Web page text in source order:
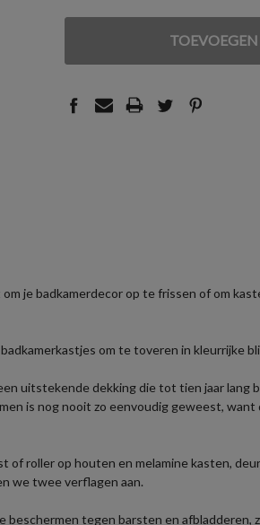
UNDEFINEDUNDEFINED
je badkamerdecor op te frissen of om
om te toveren in kleurrijke
uitstekende dekking die tot tien jaar lang
is nog nooit zo eenvoudig geweest,
roller op houten en melamine kasten,
we twee verflagen aan.
tegen barsten en afbladderen,